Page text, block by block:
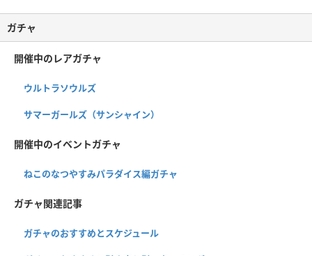
ガチャ
開催中のレアガチャ
ウルトラソウルズ
サマーガールズ（サンシャイン）
開催中のイベントガチャ
ねこのなつやすみパラダイス編ガチャ
ガチャ関連記事
ガチャのおすすめとスケジュール